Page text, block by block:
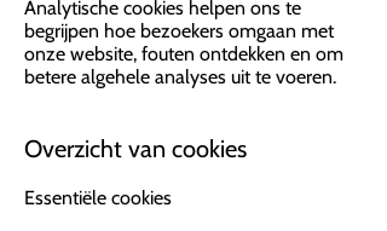
Analytische cookies helpen ons te
begrijpen hoe bezoekers omgaan met
onze website, fouten ontdekken en om
betere algehele analyses uit te voeren.
Overzicht van cookies
Essentiële cookies